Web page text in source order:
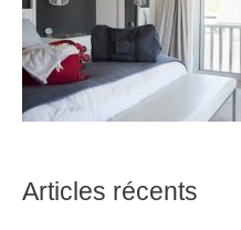
Articles récents